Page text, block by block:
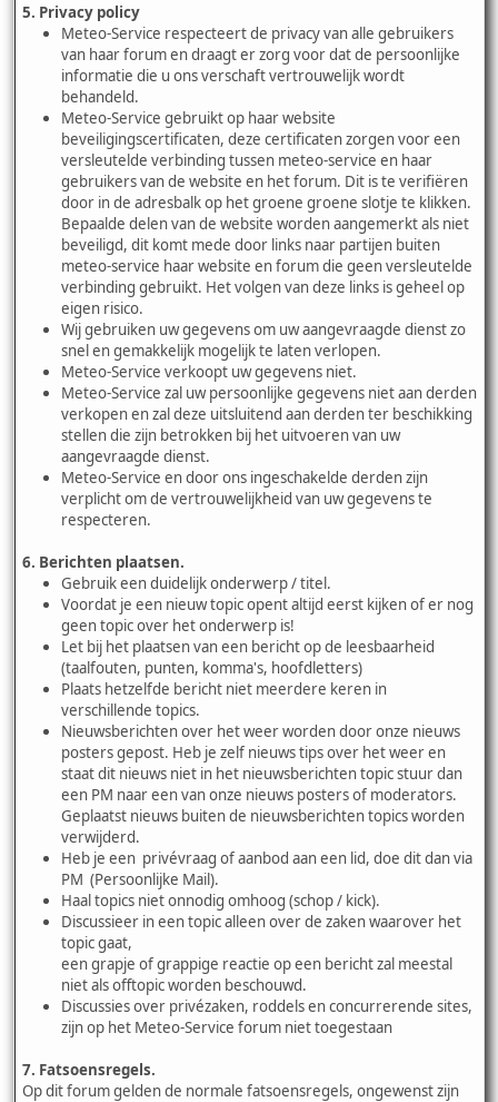
5. Privacy policy
Meteo-Service respecteert de privacy van alle gebruikers
van haar forum en draagt er zorg voor dat de persoonlijke
informatie die u ons verschaft vertrouwelijk wordt
behandeld.
Meteo-Service gebruikt op haar website
beveiligingscertificaten, deze certificaten zorgen voor een
versleutelde verbinding tussen meteo-service en haar
gebruikers van de website en het forum. Dit is te verifiëren
door in de adresbalk op het groene groene slotje te klikken.
Bepaalde delen van de website worden aangemerkt als niet
beveiligd, dit komt mede door links naar partijen buiten
meteo-service haar website en forum die geen versleutelde
verbinding gebruikt. Het volgen van deze links is geheel op
eigen risico.
Wij gebruiken uw gegevens om uw aangevraagde dienst zo
snel en gemakkelijk mogelijk te laten verlopen.
Meteo-Service verkoopt uw gegevens niet.
Meteo-Service zal uw persoonlijke gegevens niet aan derden
verkopen en zal deze uitsluitend aan derden ter beschikking
stellen die zijn betrokken bij het uitvoeren van uw
aangevraagde dienst.
Meteo-Service en door ons ingeschakelde derden zijn
verplicht om de vertrouwelijkheid van uw gegevens te
respecteren.
6. Berichten plaatsen.
Gebruik een duidelijk onderwerp / titel.
Voordat je een nieuw topic opent altijd eerst kijken of er nog
geen topic over het onderwerp is!
Let bij het plaatsen van een bericht op de leesbaarheid
(taalfouten, punten, komma's, hoofdletters)
Plaats hetzelfde bericht niet meerdere keren in
verschillende topics.
Nieuwsberichten over het weer worden door onze nieuws
posters gepost. Heb je zelf nieuws tips over het weer en
staat dit nieuws niet in het nieuwsberichten topic stuur dan
een PM naar een van onze nieuws posters of moderators.
Geplaatst nieuws buiten de nieuwsberichten topics worden
verwijderd.
Heb je een privévraag of aanbod aan een lid, doe dit dan via
PM (Persoonlijke Mail).
Haal topics niet onnodig omhoog (schop / kick).
Discussieer in een topic alleen over de zaken waarover het
topic gaat,
een grapje of grappige reactie op een bericht zal meestal
niet als offtopic worden beschouwd.
Discussies over privézaken, roddels en concurrerende sites,
zijn op het Meteo-Service forum niet toegestaan
7. Fatsoensregels.
Op dit forum gelden de normale fatsoensregels, ongewenst zijn